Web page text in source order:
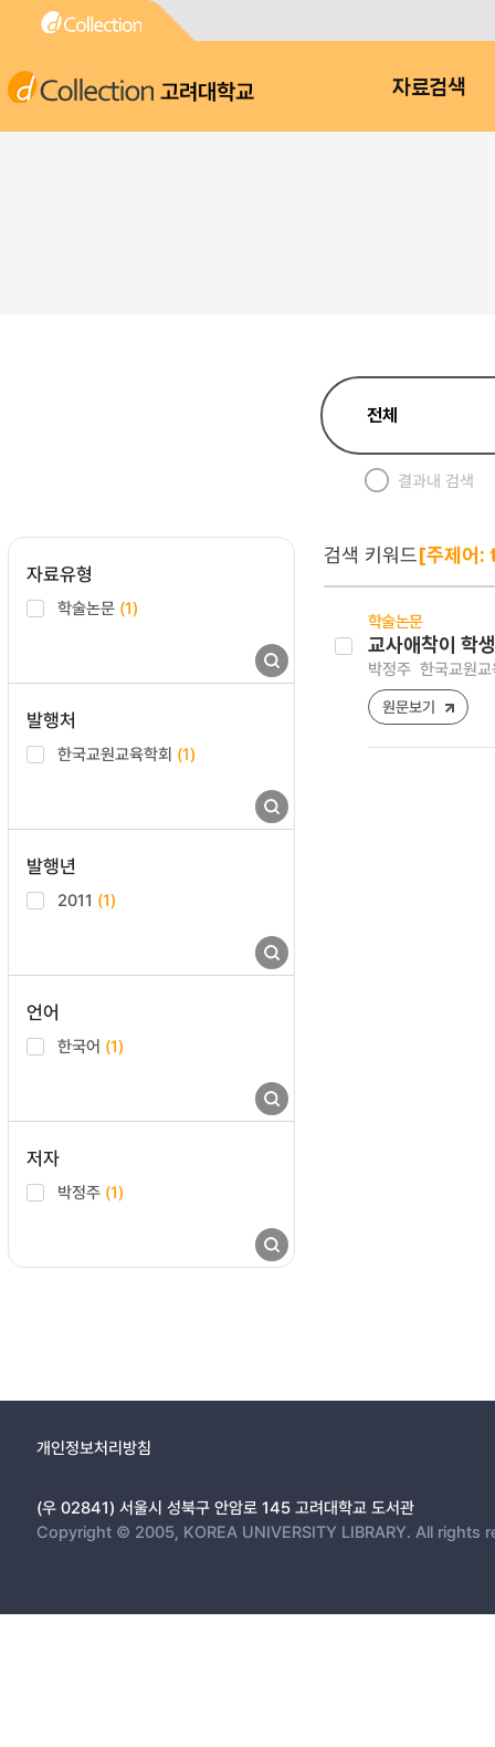
고려대학교 자료검색
결과내 검색
자료유형
학술논문 (1)
발행처
한국교원교육학회 (1)
발행년
2011 (1)
언어
한국어 (1)
저자
박정주 (1)
검색 키워드[주제
학술논문
교사애착이 학
박정주 한국교원
원문보기
개인정보처리방침
(우 02841) 서울시 성북구 안암로 145 고려대학교 도서관
Copyright © 2005, KOREA UNIVERSITY LIBRARY. All rights